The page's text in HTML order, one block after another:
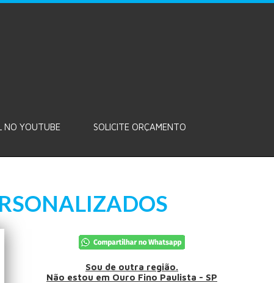
NO YOUTUBE SOLICITE ORÇAMENTO
Sou de outra região.
Não estou em Ouro Fino Paulista - SP